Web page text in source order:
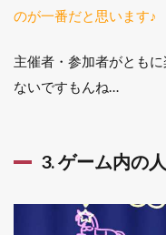
のが一番だと思います♪
主催者・参加者がとも
ないですもんね…
3. ゲーム内の